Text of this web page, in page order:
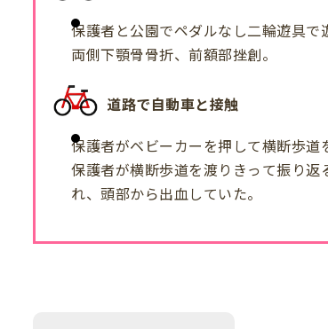
保護者と公園でペダルなし二輪遊具で
両側下顎骨骨折、前額部挫創。
道路で自動車と接触
保護者がベビーカーを押して横断歩道
保護者が横断歩道を渡りきって振り
れ、頭部から出血していた。